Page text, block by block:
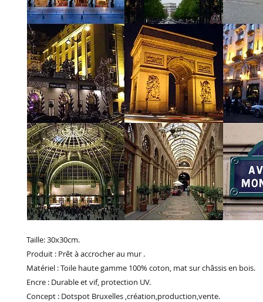
Taille: 30x30cm.
Produit : Prêt à accrocher au mur .
Matériel : Toile haute gamme 100% coton, mat sur châssis en bois.
Encre : Durable et vif, protection UV.
Concept : Dotspot Bruxelles ,création,production,vente.